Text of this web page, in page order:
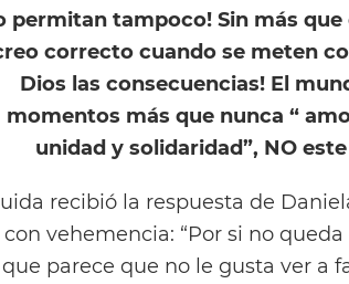
permitan tampoco! Sin más
correcto cuando se meten
Dios las consecuencias! El
momentos más que nunca “
unidad y solidaridad”, NO
recibió la respuesta de
vehemencia: “Por si no
parece que no le gusta ver a